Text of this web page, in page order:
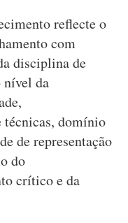
reflecte o
com
disciplina de
nível da
técnicas, domínio
de representação
do
crítico e da